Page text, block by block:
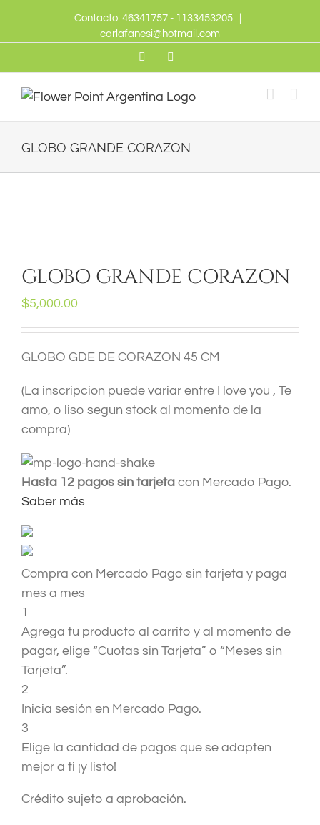
content
Contacto: 46341757 - 1133453205
carlafanesi@hotmail.com
Twitter
GLOBO GRANDE CORAZON
GLOBO GRANDE CORAZON
$5,000.00
GLOBO GDE DE CORAZON 45 CM
(La inscripcion puede variar entre I love you , Te
amo, o liso segun stock al momento de la
compra)
Hasta 12 pagos sin tarjeta con Mercado Pago.
Saber más
Compra con Mercado Pago sin tarjeta y paga
mes a mes
1
Agrega tu producto al carrito y al momento de
pagar, elige “Cuotas sin Tarjeta” o “Meses sin
Tarjeta”.
2
Inicia sesión en Mercado Pago.
3
Elige la cantidad de pagos que se adapten
mejor a ti ¡y listo!
Crédito sujeto a aprobación.